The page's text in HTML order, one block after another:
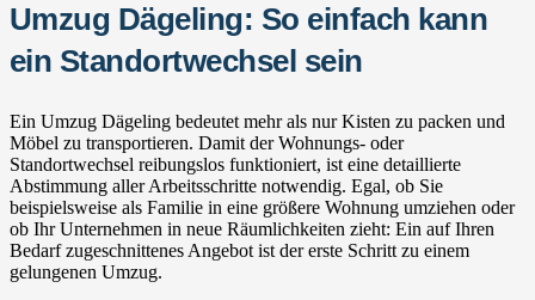
Umzug Dägeling: So einfach kann
ein Standortwechsel sein
Ein Umzug Dägeling bedeutet mehr als nur Kisten zu packen und
Möbel zu transportieren. Damit der Wohnungs- oder
Standortwechsel reibungslos funktioniert, ist eine detaillierte
Abstimmung aller Arbeitsschritte notwendig. Egal, ob Sie
beispielsweise als Familie in eine größere Wohnung umziehen oder
ob Ihr Unternehmen in neue Räumlichkeiten zieht: Ein auf Ihren
Bedarf zugeschnittenes Angebot ist der erste Schritt zu einem
gelungenen Umzug.